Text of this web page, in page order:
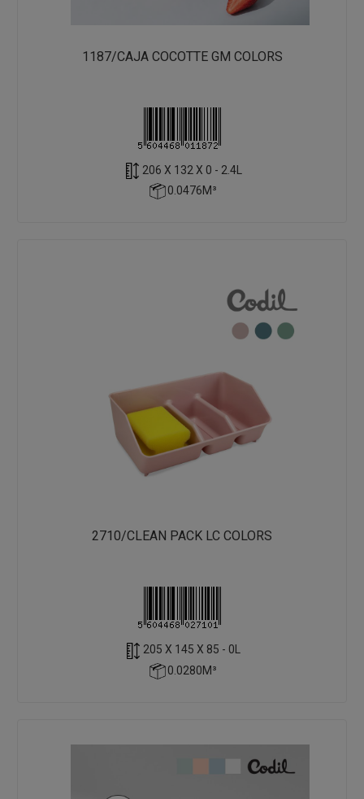
1187/CAJA COCOTTE GM COLORS
206 X 132 X 0 - 2.4L
0.0476M³
2710/CLEAN PACK LC COLORS
205 X 145 X 85 - 0L
0.0280M³